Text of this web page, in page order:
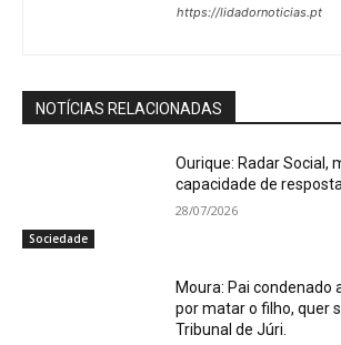
https://lidadornoticias.pt
NOTÍCIAS RELACIONADAS
Sociedade
Ourique: Radar Social,
capacidade de
28/07/2026
Moura: Pai condenado
por matar o filho, quer
Tribunal de Júri.